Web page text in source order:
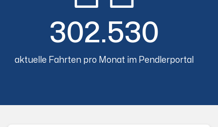
302.530
aktuelle Fahrten pro Monat im Pendlerportal